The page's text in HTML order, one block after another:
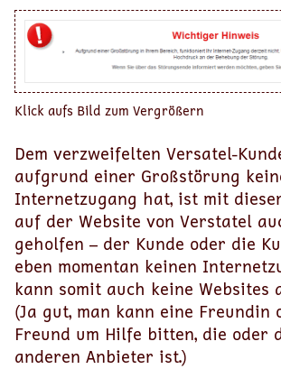
Klick aufs Bild zum Vergrößern
Dem verzweifelten Versatel-
aufgrund einer Großstörung
Internetzugang hat, ist mit
auf der Website von Verstatel
geholfen – der Kunde oder die
eben momentan keinen
kann somit auch keine Websites
(Ja gut, man kann eine Freundin
Freund um Hilfe bitten, die oder
anderen Anbieter ist.)